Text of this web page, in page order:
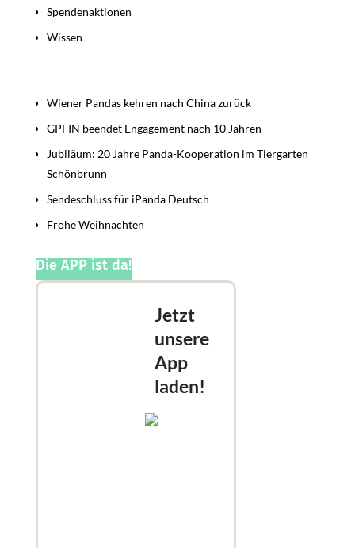
Spendenaktionen
Wissen
Wiener Pandas kehren nach China zurück
GPFIN beendet Engagement nach 10 Jahren
Jubiläum: 20 Jahre Panda-Kooperation im Tiergarten
Schönbrunn
Sendeschluss für iPanda Deutsch
Frohe Weihnachten
Die APP ist da!
Jetzt
unsere
App
laden!